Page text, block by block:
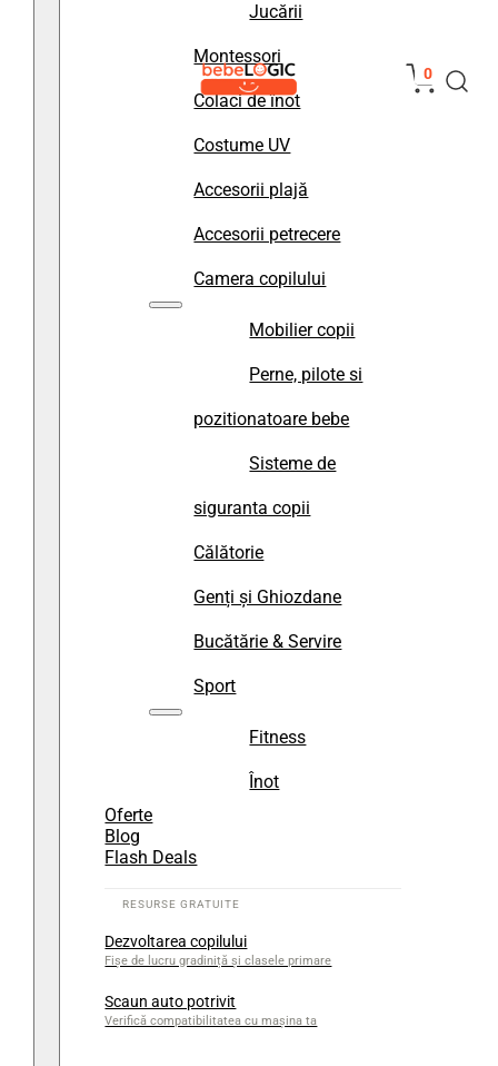
Jucării
Montessori
Colaci de înot
Costume UV
Accesorii plajă
Accesorii petrecere
Camera copilului
Mobilier copii
Perne, pilote si
pozitionatoare bebe
Sisteme de
siguranta copii
Călătorie
Genți și Ghiozdane
Bucătărie & Servire
Sport
Fitness
Înot
Oferte
Blog
Flash Deals
Dezvoltarea copilului
Fișe de lucru gradiniță și clasele primare
Scaun auto potrivit
Verifică compatibilitatea cu mașina ta
0